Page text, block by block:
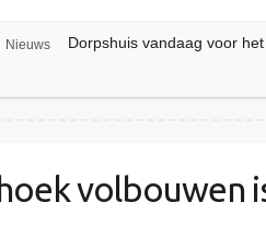
Nieuws
Dorpshuis vandaag voor
volbouwen